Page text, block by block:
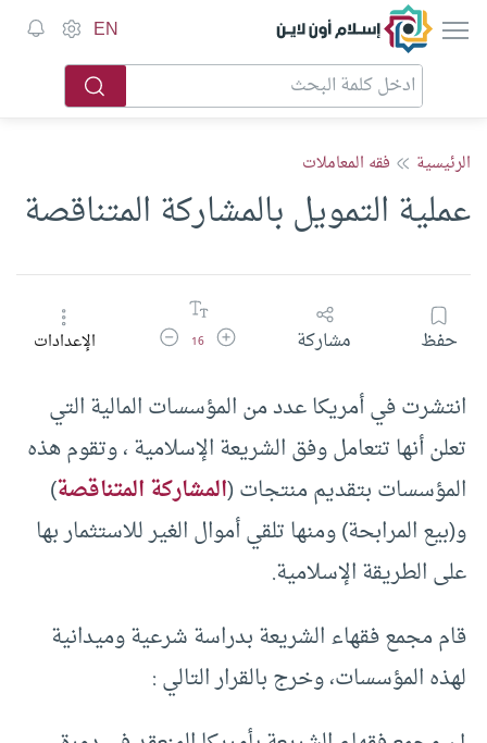
إسلام أون لاين EN
الرئيسية فقه المعاملات
عملية التمويل بالمشاركة المتناقصة
حفظ مشاركة زيادة حجم الخط
16 تقليل حجم الخطالإعدادات
انتشرت في أمريكا عدد من المؤسسات المالية التي
تعلن أنها تتعامل وفق الشريعة الإسلامية ، وتقوم هذه
المؤسسات بتقديم منتجات (المشاركة المتناقصة)
و(بيع المرابحة) ومنها تلقي أموال الغير للاستثمار بها
على الطريقة الإسلامية.
قام مجمع فقهاء الشريعة بدراسة شرعية وميدانية
لهذه المؤسسات، وخرج بالقرار التالي :